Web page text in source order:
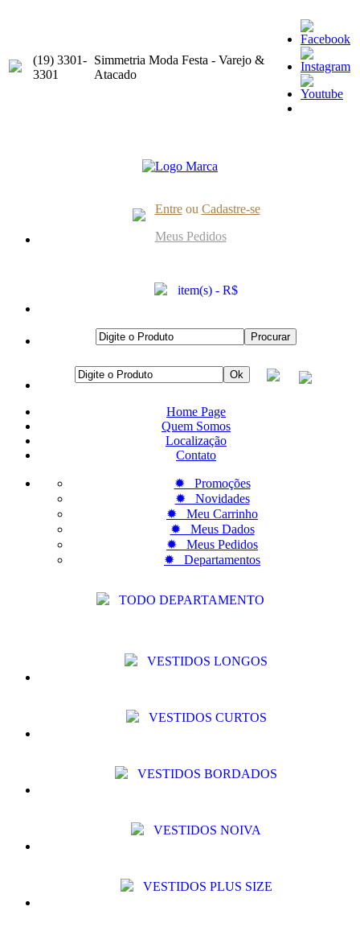
(19) 3301-
3301
Simmetria Moda Festa - Varejo &
Atacado
Entre ou Cadastre-se
Meus Pedidos
item(s) - R$
Home Page
Quem Somos
Localização
Contato
✹ Promoções
✹ Novidades
✹ Meu Carrinho
✹ Meus Dados
✹ Meus Pedidos
✹ Departamentos
TODO DEPARTAMENTO
VESTIDOS LONGOS
VESTIDOS CURTOS
VESTIDOS BORDADOS
VESTIDOS NOIVA
VESTIDOS PLUS SIZE